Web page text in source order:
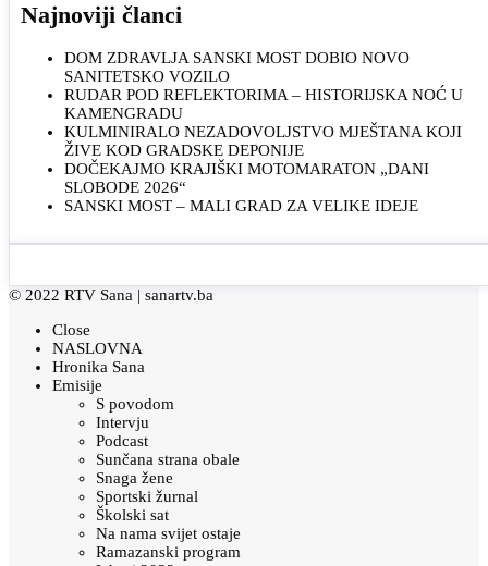
Najnoviji članci
DOM ZDRAVLJA SANSKI MOST DOBIO NOVO
SANITETSKO VOZILO
RUDAR POD REFLEKTORIMA – HISTORIJSKA NOĆ U
KAMENGRADU
KULMINIRALO NEZADOVOLJSTVO MJEŠTANA KOJI
ŽIVE KOD GRADSKE DEPONIJE
DOČEKAJMO KRAJIŠKI MOTOMARATON „DANI
SLOBODE 2026“
SANSKI MOST – MALI GRAD ZA VELIKE IDEJE
© 2022 RTV Sana | sanartv.ba
Close
NASLOVNA
Hronika Sana
Emisije
S povodom
Intervju
Podcast
Sunčana strana obale
Snaga žene
Sportski žurnal
Školski sat
Na nama svijet ostaje
Ramazanski program